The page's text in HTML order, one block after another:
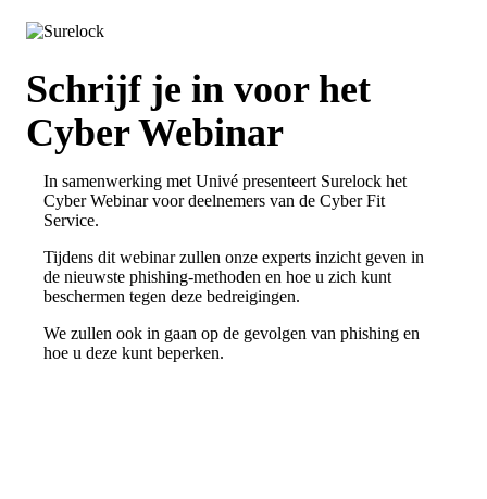
Schrijf je in voor het
Cyber Webinar
In samenwerking met Univé presenteert Surelock het
Cyber Webinar voor deelnemers van de Cyber Fit
Service.
Tijdens dit webinar zullen onze experts inzicht geven in
de nieuwste phishing-methoden en hoe u zich kunt
beschermen tegen deze bedreigingen.
We zullen ook in gaan op de gevolgen van phishing en
hoe u deze kunt beperken.